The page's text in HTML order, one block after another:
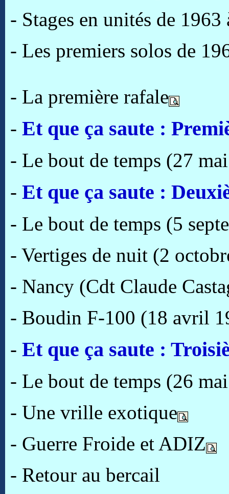
- Stages en unités de 1963
- Les premiers solos de
- La première rafale
- Et que ça saute :
- Le bout de temps (27
- Et que ça saute :
- Le bout de temps (5
- Vertiges de nuit (2
- Nancy (Cdt Claude
- Boudin F-100 (18 avril
- Et que ça saute :
- Le bout de temps (26
- Une vrille exotique
- Guerre Froide et ADIZ
- Retour au bercail